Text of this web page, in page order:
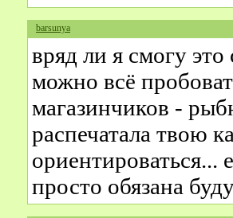
barsunya
вряд ли я смогу это
можно всё
магазинчиков -
распечатала твою
ориентироваться...
просто обязана